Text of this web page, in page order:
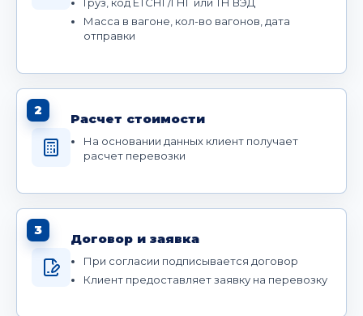
Масса в вагоне, кол-во вагонов, дата
отправки
2
Расчет стоимости
На основании данных клиент получает
расчет перевозки
3
Договор и заявка
При согласии подписывается договор
Клиент предоставляет заявку на перевозку